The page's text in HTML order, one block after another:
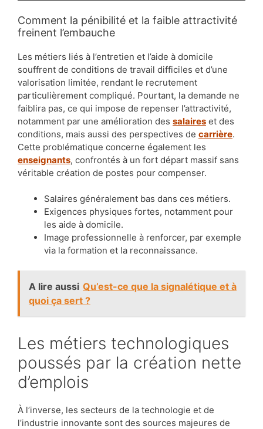
Comment la pénibilité et la faible attractivité
freinent l’embauche
Les métiers liés à l’entretien et l’aide à domicile
souffrent de conditions de travail difficiles et d’une
valorisation limitée, rendant le recrutement
particulièrement compliqué. Pourtant, la demande ne
faiblira pas, ce qui impose de repenser l’attractivité,
notamment par une amélioration des salaires et des
conditions, mais aussi des perspectives de carrière.
Cette problématique concerne également les
enseignants, confrontés à un fort départ massif sans
véritable création de postes pour compenser.
Salaires généralement bas dans ces métiers.
Exigences physiques fortes, notamment pour
les aide à domicile.
Image professionnelle à renforcer, par exemple
via la formation et la reconnaissance.
A lire aussi Qu’est-ce que la signalétique et à
quoi ça sert ?
Les métiers technologiques
poussés par la création nette
d’emplois
À l’inverse, les secteurs de la technologie et de
l’industrie innovante sont des sources majeures de